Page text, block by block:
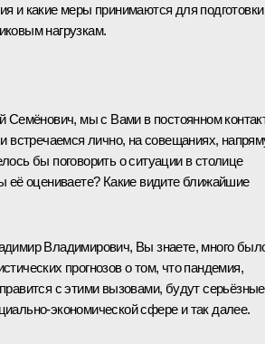
и какие меры принимаются для подготовки
нагрузкам.
Семёнович, мы с Вами в постоянном
встречаемся лично, на совещаниях,
бы поговорить о ситуации в столице
её оцениваете? Какие видите ближайшие
Владимирович, Вы знаете, много
прогнозов о том, что пандемия,
с этими вызовами, будут серьёзные
экономической сфере и так далее.